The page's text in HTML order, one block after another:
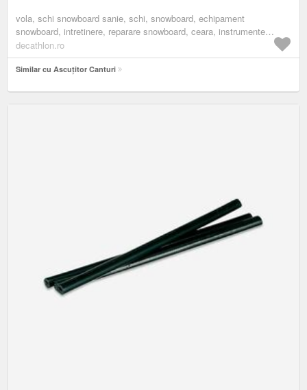
vola, schi snowboard sanie, schi, snowboard, echipament
snowboard, intretinere, reparare snowboard, ceara, instrumente
ceruire placi snowboard
decathlon.ro
Similar cu Ascuţitor Canturi